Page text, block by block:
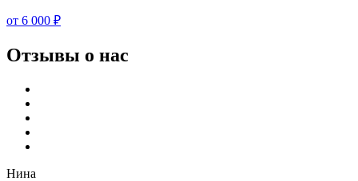
от 6 000 ₽
Отзывы о нас
Нина